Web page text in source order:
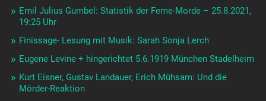
Emil Julius Gumbel: Statistik der Feme-Morde – 25.8.2021,
19:25 Uhr
Finissage- Lesung mit Musik: Sarah Sonja Lerch
Eugene Levine + hingerichtet 5.6.1919 München Stadelheim
Kurt Eisner, Gustav Landauer, Erich Mühsam: Und die
Mörder-Reaktion